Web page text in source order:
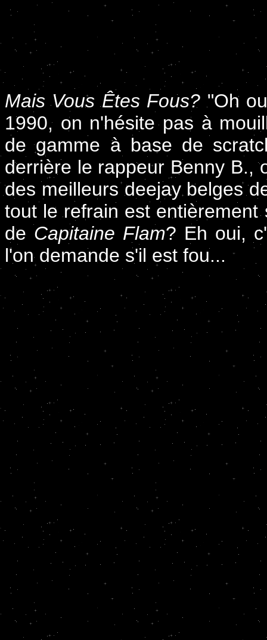
Mais Vous Êtes Fous? "Oh
1990, on n'hésite pas à
de gamme à base de
derrière le rappeur Benny B.,
des meilleurs deejay belges
tout le refrain est
de Capitaine Flam? Eh oui,
l'on demande s'il est fou...